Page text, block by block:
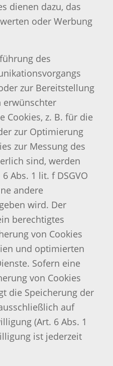
dienen dazu, das
oder Werbung
des
zur Bereitstellung
erwünschter
Cookies, z. B. für die
zur Optimierung
zur Messung des
sind, werden
Abs. 1 lit. f DSGVO
andere
wird. Der
berechtigtes
von Cookies
und optimierten
Sofern eine
von Cookies
die Speicherung der
auf
(Art. 6 Abs. 1
ist jederzeit